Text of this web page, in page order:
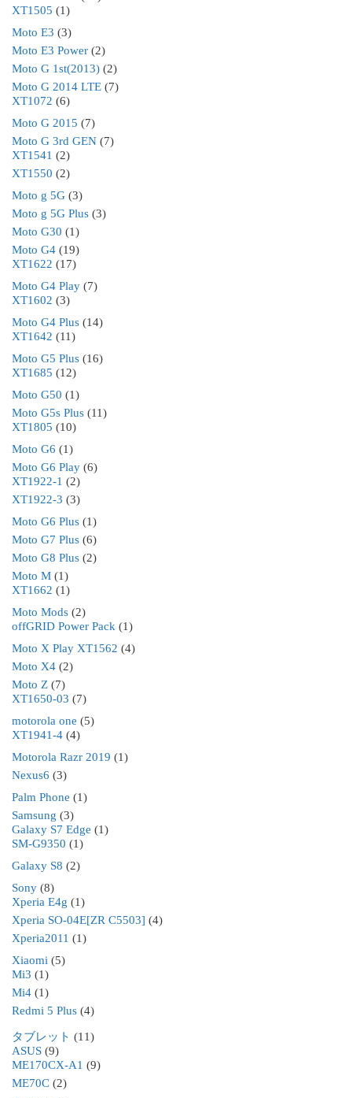
XT1505 (1)
Moto E3 (3)
Moto E3 Power (2)
Moto G 1st(2013) (2)
Moto G 2014 LTE (7)
XT1072 (6)
Moto G 2015 (7)
Moto G 3rd GEN (7)
XT1541 (2)
XT1550 (2)
Moto g 5G (3)
Moto g 5G Plus (3)
Moto G30 (1)
Moto G4 (19)
XT1622 (17)
Moto G4 Play (7)
XT1602 (3)
Moto G4 Plus (14)
XT1642 (11)
Moto G5 Plus (16)
XT1685 (12)
Moto G50 (1)
Moto G5s Plus (11)
XT1805 (10)
Moto G6 (1)
Moto G6 Play (6)
XT1922-1 (2)
XT1922-3 (3)
Moto G6 Plus (1)
Moto G7 Plus (6)
Moto G8 Plus (2)
Moto M (1)
XT1662 (1)
Moto Mods (2)
offGRID Power Pack (1)
Moto X Play XT1562 (4)
Moto X4 (2)
Moto Z (7)
XT1650-03 (7)
motorola one (5)
XT1941-4 (4)
Motorola Razr 2019 (1)
Nexus6 (3)
Palm Phone (1)
Samsung (3)
Galaxy S7 Edge (1)
SM-G9350 (1)
Galaxy S8 (2)
Sony (8)
Xperia E4g (1)
Xperia SO-04E[ZR C5503] (4)
Xperia2011 (1)
Xiaomi (5)
Mi3 (1)
Mi4 (1)
Redmi 5 Plus (4)
タブレット (11)
ASUS (9)
ME170CX-A1 (9)
ME70C (2)